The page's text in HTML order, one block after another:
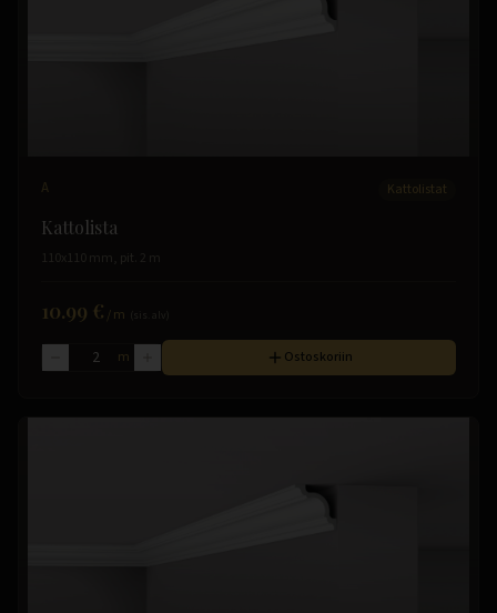
A Kattolistat
Kattolista
110x110 mm, pit. 2 m
10.99 € /m
m Ostoskoriin